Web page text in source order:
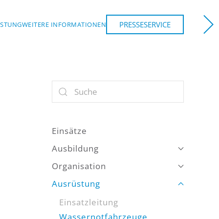
WEITERE INFORMATIONEN PRESSESERVICE
Einsätze
Ausbildung
Organisation
Ausrüstung
Einsatzleitung